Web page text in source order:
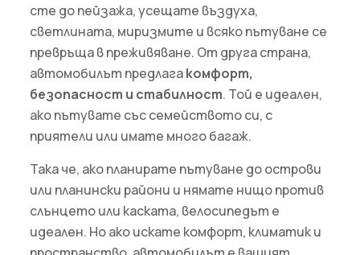
сте до пейзажа, усещате въздуха,
светлината, миризмите и всяко пътуване се
превръща в преживяване. От друга страна,
автомобилът предлагакомфорт,
безопасност и стабилност. Той е идеален,
ако пътувате със семейството си, с
приятели или имате много багаж.
Така че, ако планирате пътуване до острови
или планински райони и нямате нищо против
слънцето или каската, велосипедът е
идеален. Но ако искате комфорт, климатик и